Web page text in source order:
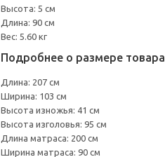
Высота: 5 см
Длина: 90 см
Вес: 5.60 кг
Подробнее о размере товара
Длина: 207 см
Ширина: 103 см
Высота изножья: 41 см
Высота изголовья: 95 см
Длина матраса: 200 см
Ширина матраса: 90 см